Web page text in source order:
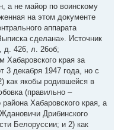
а не майор по воинскому
на этом документе
аппарата
сделана». Источник
426, л. 26об;
Хабаровского края за
декабря 1947 года, но с
как якобы родившейся в
(правильно –
Хабаровского края, а
Дрибинского
Белоруссии; и 2) как